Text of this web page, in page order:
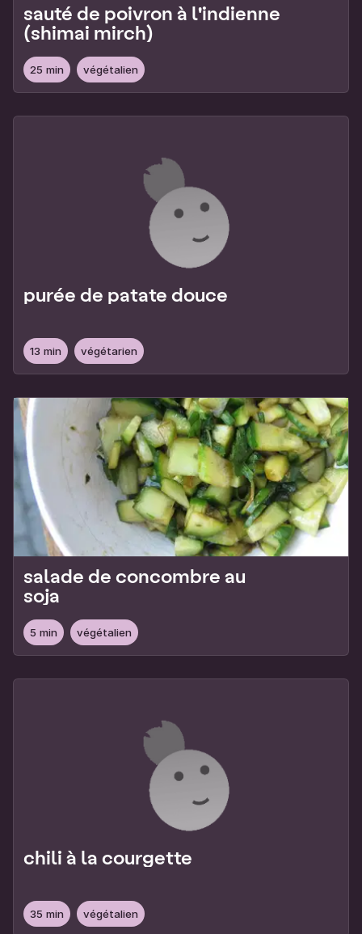
sauté de poivron à l'indienne
(shimai mirch)
25 min végétalien
purée de patate douce
13 min végétarien
salade de concombre au
soja
5 min végétalien
chili à la courgette
35 min végétalien